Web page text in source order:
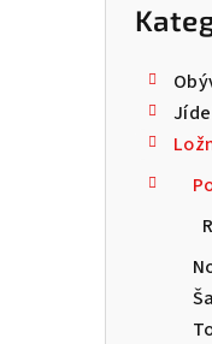
kategorie